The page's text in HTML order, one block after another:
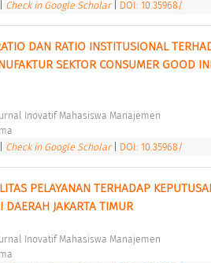
Check in Google Scholar DOI: 10.35968/
DAN RATIO INSTITUSIONAL
SEKTOR CONSUMER GOOD
Inovatif Mahasiswa Manajemen
Check in Google Scholar DOI: 10.35968/
PELAYANAN TERHADAP
JAKARTA TIMUR
Inovatif Mahasiswa Manajemen